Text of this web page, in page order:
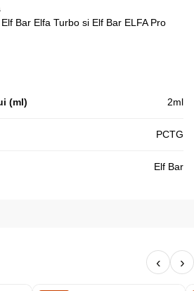
Bar Elfa Turbo si Elf Bar ELFA Pro
(ml) 2ml
PCTG
Elf Bar
‹ ›